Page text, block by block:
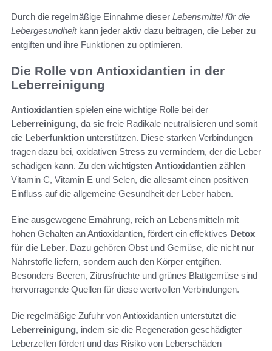
Durch die regelmäßige Einnahme dieser Lebensmittel für die
Lebergesundheitkann jeder aktiv dazu beitragen, die Leber zu
entgiften und ihre Funktionen zu optimieren.
Die Rolle von Antioxidantien in der
Leberreinigung
Antioxidantien spielen eine wichtige Rolle bei der
Leberreinigung, da sie freie Radikale neutralisieren und somit
die Leberfunktion unterstützen. Diese starken Verbindungen
tragen dazu bei, oxidativen Stress zu vermindern, der die Leber
schädigen kann. Zu den wichtigsten Antioxidantien zählen
Vitamin C, Vitamin E und Selen, die allesamt einen positiven
Einfluss auf die allgemeine Gesundheit der Leber haben.
Eine ausgewogene Ernährung, reich an Lebensmitteln mit
hohen Gehalten an Antioxidantien, fördert ein effektives Detox
für die Leber. Dazu gehören Obst und Gemüse, die nicht nur
Nährstoffe liefern, sondern auch den Körper entgiften.
Besonders Beeren, Zitrusfrüchte und grünes Blattgemüse sind
hervorragende Quellen für diese wertvollen Verbindungen.
Die regelmäßige Zufuhr von Antioxidantien unterstützt die
Leberreinigung, indem sie die Regeneration geschädigter
Leberzellen fördert und das Risiko von Leberschäden